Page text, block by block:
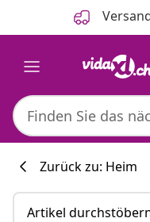
Zurück zu: Heim
Artikel